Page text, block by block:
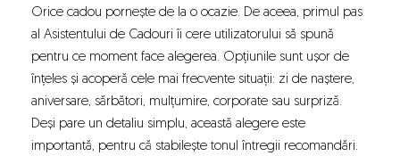
Orice cadou pornește de la o ocazie. De aceea, primul pas
al Asistentului de Cadouri îi cere utilizatorului să spună
pentru ce moment face alegerea. Opțiunile sunt ușor de
înțeles și acoperă cele mai frecvente situații: zi de naștere,
aniversare, sărbători, mulțumire, corporate sau surpriză.
Deși pare un detaliu simplu, această alegere este
importantă, pentru că stabilește tonul întregii recomandări.